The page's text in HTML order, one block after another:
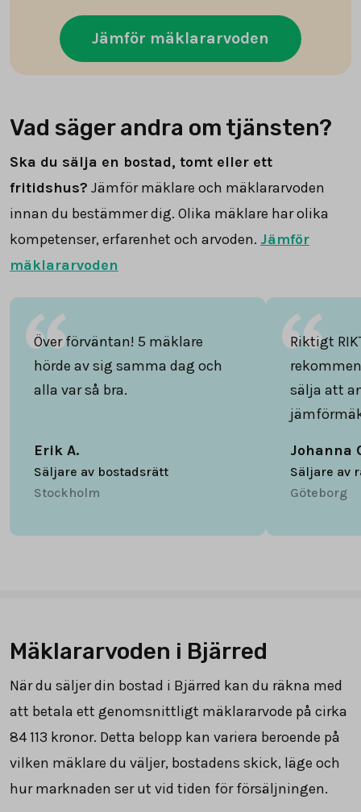
Jämför mäklararvoden
Vad säger andra om tjänsten?
Ska du sälja en bostad, tomt eller ett
fritidshus? Jämför mäklare och mäklararvoden
innan du bestämmer dig. Olika mäklare har olika
kompetenser, erfarenhet och arvoden. Jämför
mäklararvoden
Över förväntan! 5 mäklare
hörde av sig samma dag och
alla var så bra.
Erik A.
Säljare av bostadsrätt
Stockholm
Riktigt
sälja att
Johanna
Säljare av
Göteborg
Mäklararvoden i Bjärred
När du säljer din bostad i Bjärred kan du räkna med
att betala ett genomsnittligt mäklararvode på cirka
84 113 kronor. Detta belopp kan variera beroende på
vilken mäklare du väljer, bostadens skick, läge och
hur marknaden ser ut vid tiden för försäljningen.